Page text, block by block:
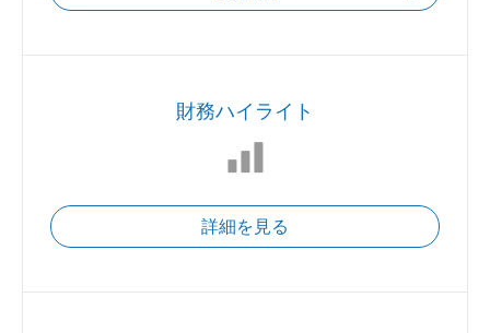
財務ハイライト
詳細を見る